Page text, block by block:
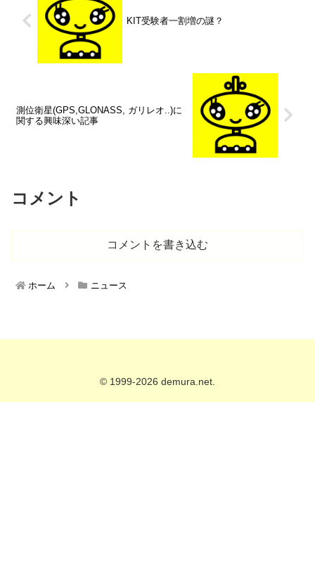
KIT受験者一割増の謎？
測位衛星(GPS,GLONASS, ガリレオ..)に
関する興味深い記事
コメント
コメントを書き込む
ホーム ニュース
© 1999-2026 demura.net.